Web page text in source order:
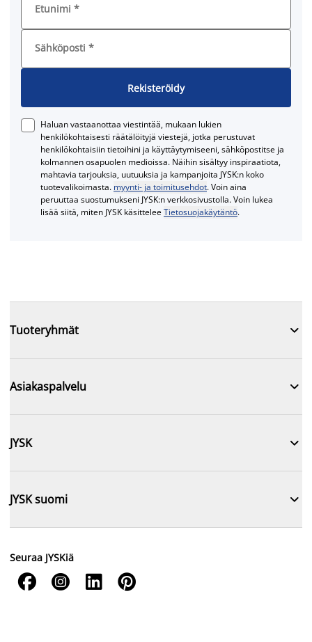
Etunimi *
Sähköposti *
Rekisteröidy
Haluan vastaanottaa viestintää, mukaan lukien
henkilökohtaisesti räätälöityjä viestejä, jotka perustuvat
henkilökohtaisiin tietoihini ja käyttäytymiseeni, sähköpostitse ja
kolmannen osapuolen medioissa. Näihin sisältyy inspiraatiota,
mahtavia tarjouksia, uutuuksia ja kampanjoita JYSK:n koko
tuotevalikoimasta. myynti- ja toimitusehdot. Voin aina
peruuttaa suostumukseni JYSK:n verkkosivustolla. Voin lukea
lisää siitä, miten JYSK käsitteleeTietosuojakäytäntö.
Tuoteryhmät 
Asiakaspalvelu 
JYSK 
JYSK suomi 
Seuraa JYSKiä
   